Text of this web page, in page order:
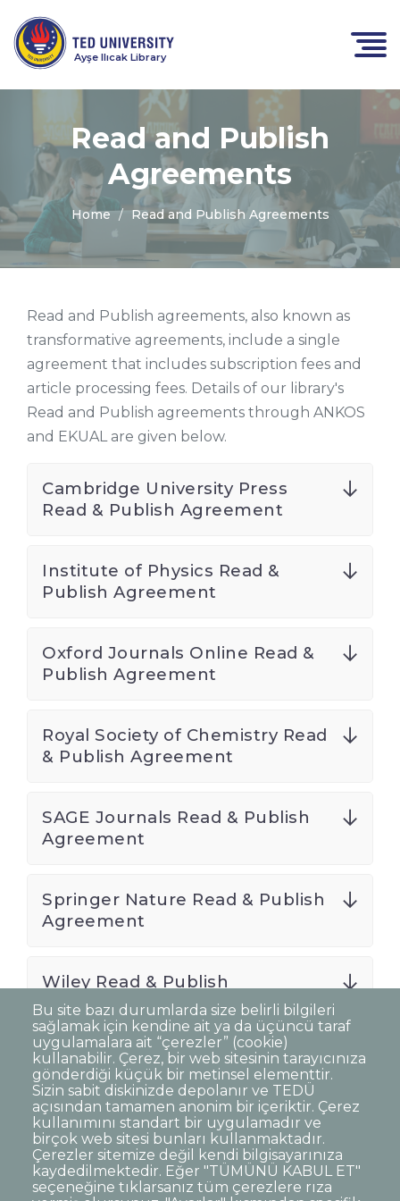
Ayşe Ilıcak Library
Read and Publish
Agreements
Home Read and Publish Agreements
Read and Publish agreements, also known as
transformative agreements, include a single
agreement that includes subscription fees and
article processing fees. Details of our library's
Read and Publish agreements through ANKOS
and EKUAL are given below.
Cambridge University Press
Read & Publish Agreement
Institute of Physics Read &
Publish Agreement
Oxford Journals Online Read &
Publish Agreement
Royal Society of Chemistry Read
& Publish Agreement
SAGE Journals Read & Publish
Agreement
Springer Nature Read & Publish
Agreement
Wiley Read & Publish
Agreement
Bu site bazı durumlarda size belirli bilgileri
sağlamak için kendine ait ya da üçüncü taraf
uygulamalara ait “çerezler” (cookie)
kullanabilir. Çerez, bir web sitesinin tarayıcınıza
gönderdiği küçük bir metinsel elementtir.
Sizin sabit diskinizde depolanır ve TEDÜ
açısından tamamen anonim bir içeriktir. Çerez
kullanımını standart bir uygulamadır ve
birçok web sitesi bunları kullanmaktadır.
Çerezler sitemize değil kendi bilgisayarınıza
kaydedilmektedir. Eğer "TÜMÜNÜ KABUL ET"
seçeneğine tıklarsanız tüm çerezlere rıza
Dipnot
Clarification Text on Personal Data
Processing
Disclaimer
Corporate Identity
Open Consent Statement